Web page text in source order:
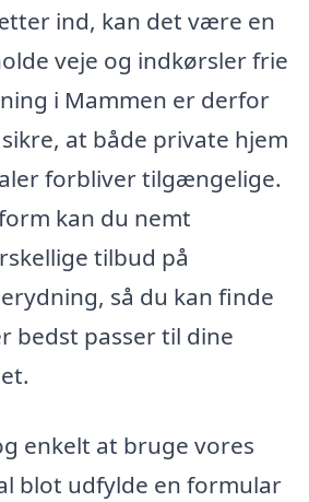
ind, kan det være en
veje og indkørsler frie
i Mammen er derfor
at både private hjem
forbliver tilgængelige.
kan du nemt
tilbud på
så du kan finde
bedst passer til dine
enkelt at bruge vores
blot udfylde en formular